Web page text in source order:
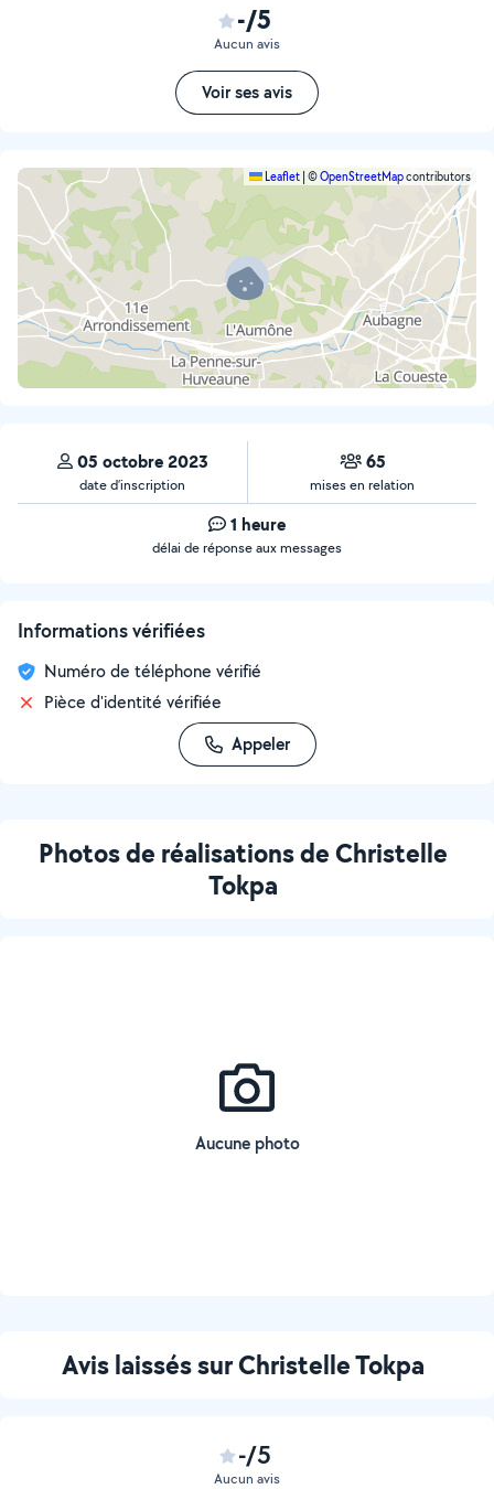
-/5
Aucun avis
Voir ses avis
Leaflet ©OpenStreetMapcontributors
05 octobre 2023
date d’inscription
65
mises en relation
1 heure
délai de réponse aux messages
Informations vérifiées
Numéro de téléphone vérifié
Pièce d'identité vérifiée
Appeler
Photos de réalisations de Christelle
Tokpa
Aucune photo
Avis laissés sur Christelle Tokpa
-/5
Aucun avis